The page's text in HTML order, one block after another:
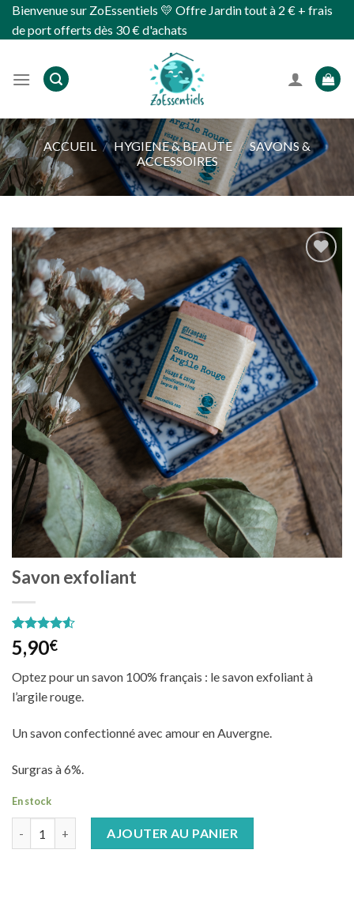
SkipBienvenue sur ZoEssentiels 💛 Offre Jardin tout à 2 € + frais
de port offerts dès 30 € d'achats
ACCUEIL / HYGIENE & BEAUTE / SAVONS &
ACCESSOIRES
Ajouter
à
wishlist
Savon exfoliant
Noté4.50
sur 5 basé
2
notations
client
5,90€
Optez pour un savon 100% français : le savon exfoliant à
l’argile rouge.
Un savon confectionné avec amour en Auvergne.
Surgras à 6%.
En stock
AJOUTER AU PANIER